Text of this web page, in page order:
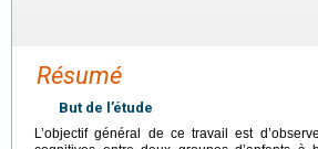
Résumé
But de l’étude
L’objectif général de ce travail est